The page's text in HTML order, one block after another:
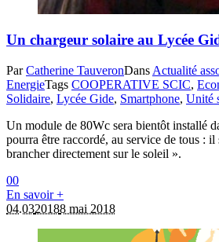
Un chargeur solaire au Lycée
ParCatherine TauveronDans Actualité
EnergieTags COOPERATIVE SCIC,
Solidaire, Lycée Gide, Smartphone, Unité
Un module de 80Wc sera bientôt installé
pourra être raccordé, au service de tous : il
brancher directement sur le soleil ».
00
En savoir +
04.0320188 mai 2018